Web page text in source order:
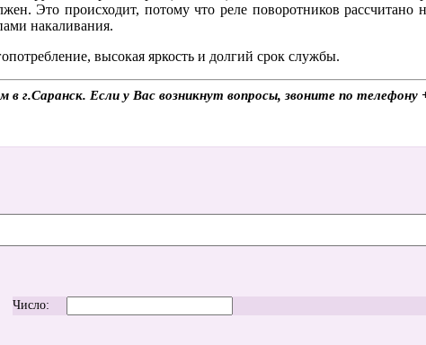
Это происходит, потому что реле поворотников рассчитано
накаливания.
высокая яркость и долгий срок службы.
г.Саранск. Если у Вас возникнут вопросы, звоните по
Число: